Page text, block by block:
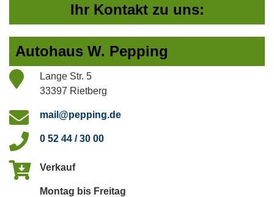
Ihr Kontakt zu uns:
Autohaus W. Pepping
Lange Str. 5
33397 Rietberg
mail@pepping.de
0 52 44 / 30 00
Verkauf
Montag bis Freitag